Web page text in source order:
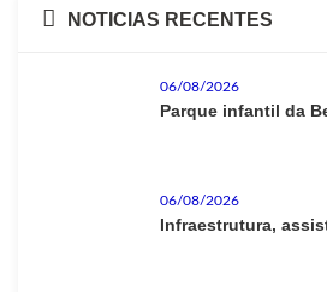
NOTICIAS RECENTES
06/08/2026
Parque infantil da
06/08/2026
Infraestrutura,